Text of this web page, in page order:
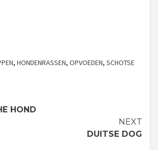
, HONDENRASSEN, OPVOEDEN, SCHOTSE
HOND
NEXT
DUITSE DOG